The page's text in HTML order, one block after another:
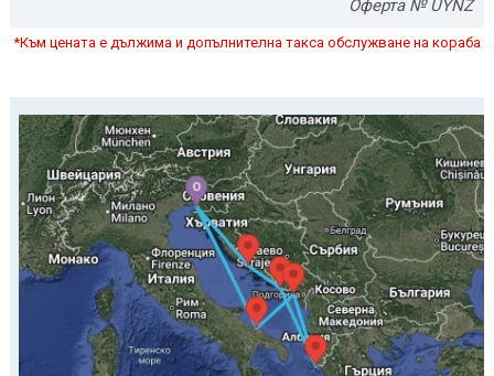
Оферта № UYNZ
*Към цената е дължима и допълнителна такса обслужване на кораба